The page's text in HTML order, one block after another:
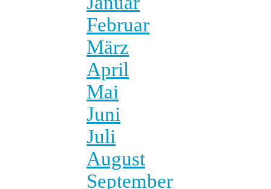
Februar
März
April
Mai
Juni
Juli
August
September